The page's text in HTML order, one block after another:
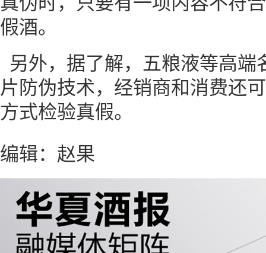
假酒。
另外，据了解，五粮液等高端
片防伪技术，经销商和消费还
方式检验真假。
编辑：赵果